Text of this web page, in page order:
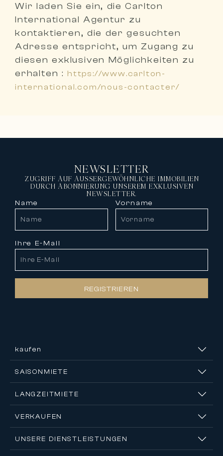
Wir laden Sie ein, die Carlton
International Agentur zu
kontaktieren, die der gesuchten
Adresse entspricht, um Zugang zu
diesen exklusiven Möglichkeiten zu
erhalten : https://www.carlton-
international.com/nous-contacter/
NEWSLETTER
ZUGRIFF AUF AUSSERGEWÖHNLICHE IMMOBILIEN
DURCH ABONNIERUNG UNSEREM EXKLUSIVEN
NEWSLETTER.
Name Vorname
Ihre E-Mail
REGISTRIEREN
kaufen
SAISONMIETE
LANGZEITMIETE
VERKAUFEN
UNSERE DIENSTLEISTUNGEN